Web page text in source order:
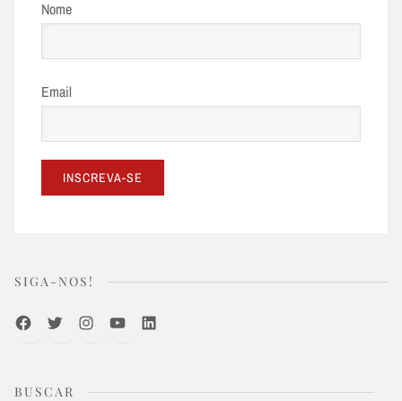
Nome
Email
SIGA-NOS!
FacebookTwitterInstagramYoutubeLinkedIn
BUSCAR